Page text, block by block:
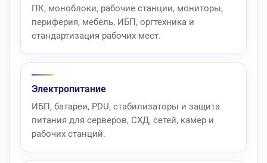
ПК, моноблоки, рабочие станции, мониторы,
периферия, мебель, ИБП, оргтехника и
стандартизация рабочих мест.
Электропитание
ИБП, батареи, PDU, стабилизаторы и защита
питания для серверов, СХД, сетей, камер и
рабочих станций.